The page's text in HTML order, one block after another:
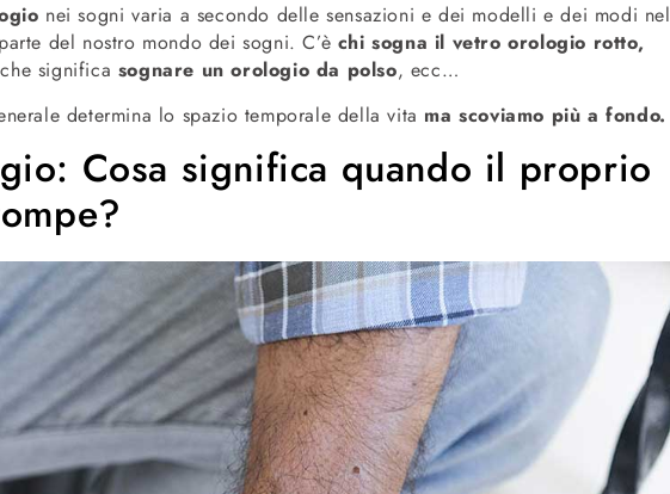
nei sogni varia a secondo delle sensazioni e dei modelli e dei modi nel
del nostro mondo dei sogni. C’è chi sogna il vetro orologio rotto,
significa sognare un orologio da polso, ecc…
determina lo spazio temporale della vita ma scoviamo più a fondo.
Cosa significa quando il proprio